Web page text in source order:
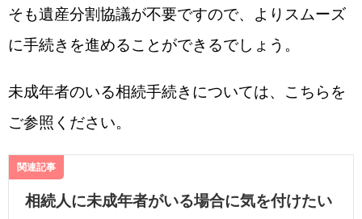
そも遺産分割協議が不要ですので、よりスムーズ
に手続きを進めることができるでしょう。
未成年者のいる相続手続きについては、こちらを
ご参照ください。
関連記事
相続人に未成年者がいる場合に気を付けたい